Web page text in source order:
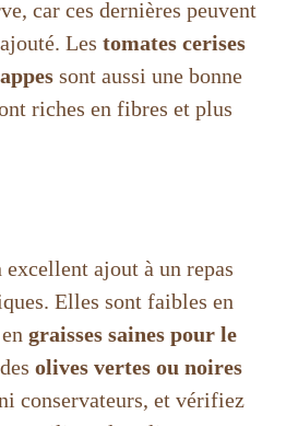
car ces dernières peuvent
Les tomates cerises
sont aussi une bonne
riches en fibres et plus
ajout à un repas
Elles sont faibles en
graisses saines pour le
olives vertes ou noires
conservateurs, et vérifiez